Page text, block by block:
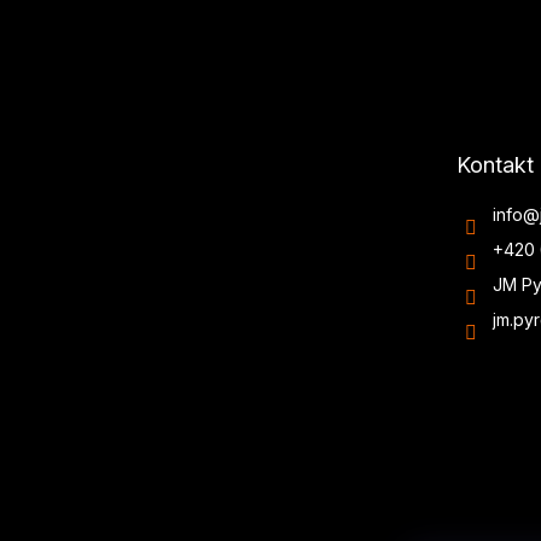
Kontakt
info@
+420
JM